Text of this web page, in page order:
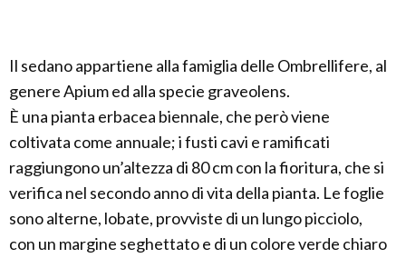
Il sedano appartiene alla famiglia delle Ombrellifere, al
genere Apium ed alla specie graveolens.
È una pianta erbacea biennale, che però viene
coltivata come annuale; i fusti cavi e ramificati
raggiungono un’altezza di 80 cm con la fioritura, che si
verifica nel secondo anno di vita della pianta. Le foglie
sono alterne, lobate, provviste di un lungo picciolo,
con un margine seghettato e di un colore verde chiaro